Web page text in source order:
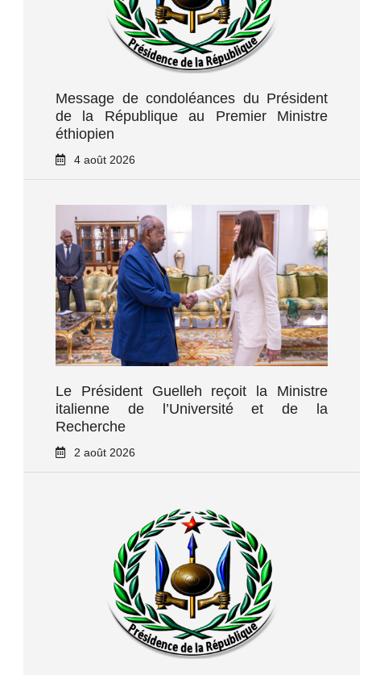
Message de condoléances du Président
de la République au Premier Ministre
éthiopien
4 août 2026
Le Président Guelleh reçoit la Ministre
italienne de l’Université et de la
Recherche
2 août 2026